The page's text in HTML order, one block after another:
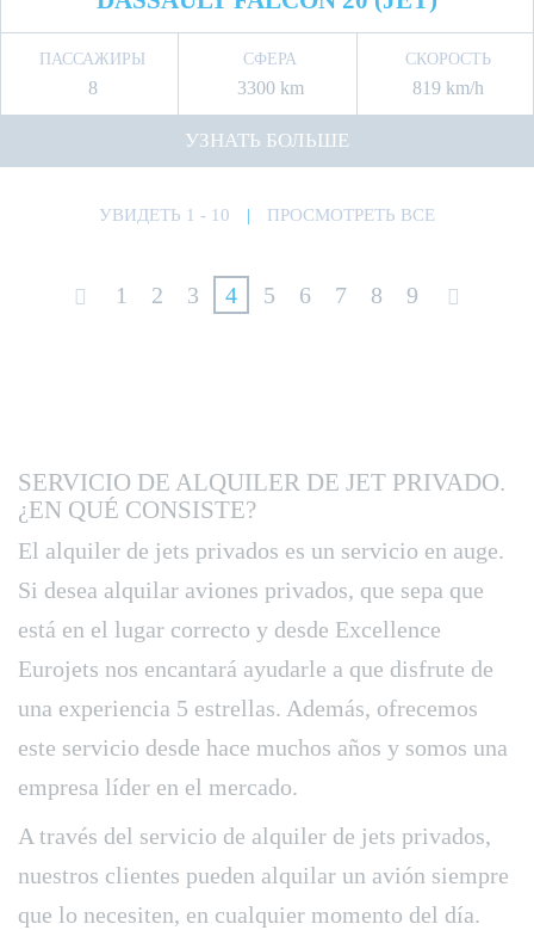
ПАССАЖИРЫ
8
СФЕРА
3300 km
СКОРОСТЬ
819 km/h
УЗНАТЬ БОЛЬШЕ
УВИДЕТЬ 1 - 10 | ПРОСМОТРЕТЬ ВСЕ
1 2 3 4 5 6 7 8 9
SERVICIO DE ALQUILER DE JET PRIVADO.
¿EN QUÉ CONSISTE?
El alquiler de jets privados es un servicio en auge.
Si desea alquilar aviones privados, que sepa que
está en el lugar correcto y desde Excellence
Eurojets nos encantará ayudarle a que disfrute de
una experiencia 5 estrellas. Además, ofrecemos
este servicio desde hace muchos años y somos una
empresa líder en el mercado.
A través del servicio de alquiler de jets privados,
nuestros clientes pueden alquilar un avión siempre
que lo necesiten, en cualquier momento del día.